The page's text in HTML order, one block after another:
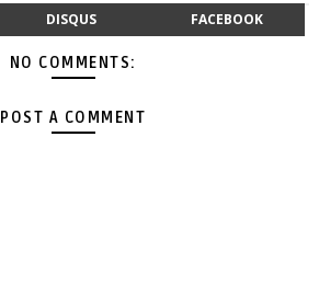
DISQUS FACEBOOK
NO COMMENTS:
POST A COMMENT